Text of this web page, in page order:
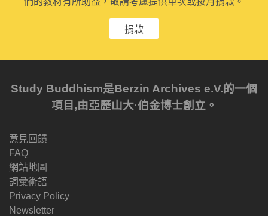
捐款
Study Buddhism是Berzin Archives e.V.的一個
項目,由亞歷山大·伯金博士創立。
意見回饋
FAQ
網站地圖
詞彙術語
Privacy Policy
Newsletter